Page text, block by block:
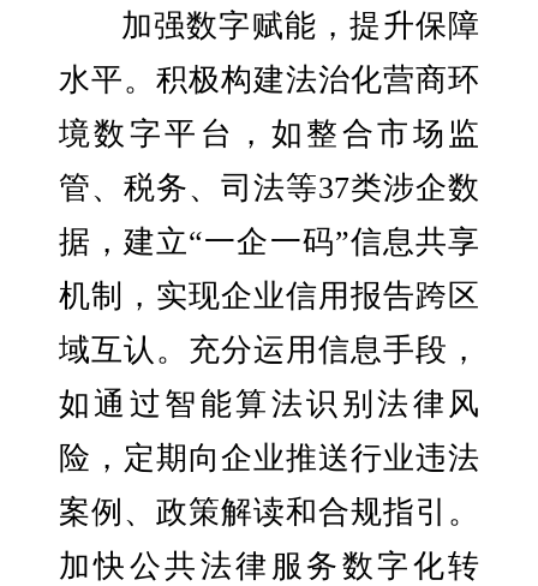
加强数字赋能，提升保障
水平。积极构建法治化营商环
境数字平台，如整合市场监
管、税务、司法等37类涉企数
据，建立“一企一码”信息共享
机制，实现企业信用报告跨区
域互认。充分运用信息手段，
如通过智能算法识别法律风
险，定期向企业推送行业违法
案例、政策解读和合规指引。
加快公共法律服务数字化转